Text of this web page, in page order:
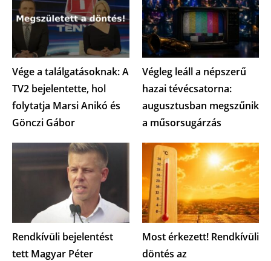
Vége a találgatásoknak: A
TV2 bejelentette, hol
folytatja Marsi Anikó és
Gönczi Gábor
Végleg leáll a népszerű
hazai tévécsatorna:
augusztusban megszűnik
a műsorsugárzás
Rendkívüli bejelentést
tett Magyar Péter
Most érkezett! Rendkívüli
döntés az